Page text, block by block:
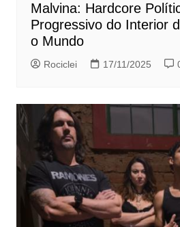
Malvina: Hardcore
Progressivo do Interior
o Mundo
Rociclei 17/11/2025